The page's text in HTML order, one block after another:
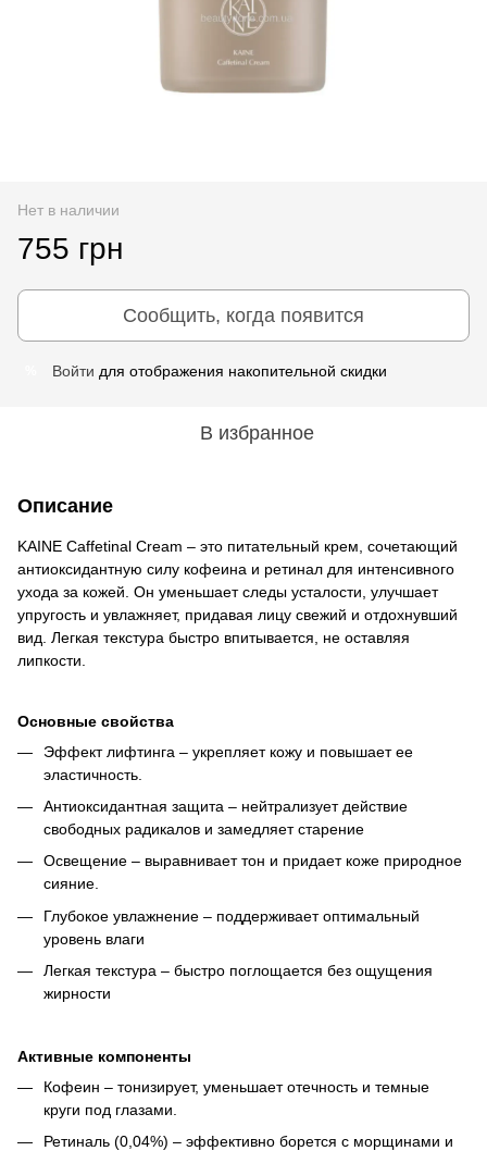
Нет в наличии
755 грн
Сообщить, когда появится
Войти для отображения накопительной скидки
В избранное
Описание
KAINE Caffetinal Cream – это питательный крем, сочетающий
антиоксидантную силу кофеина и ретинал для интенсивного
ухода за кожей. Он уменьшает следы усталости, улучшает
упругость и увлажняет, придавая лицу свежий и отдохнувший
вид. Легкая текстура быстро впитывается, не оставляя
липкости.
Основные свойства
Эффект лифтинга – укрепляет кожу и повышает ее
эластичность.
Антиоксидантная защита – нейтрализует действие
свободных радикалов и замедляет старение
Освещение – выравнивает тон и придает коже природное
сияние.
Глубокое увлажнение – поддерживает оптимальный
уровень влаги
Легкая текстура – ​​быстро поглощается без ощущения
жирности
Активные компоненты
Кофеин – тонизирует, уменьшает отечность и темные
круги под глазами.
Ретиналь (0,04%) – эффективно борется с морщинами и